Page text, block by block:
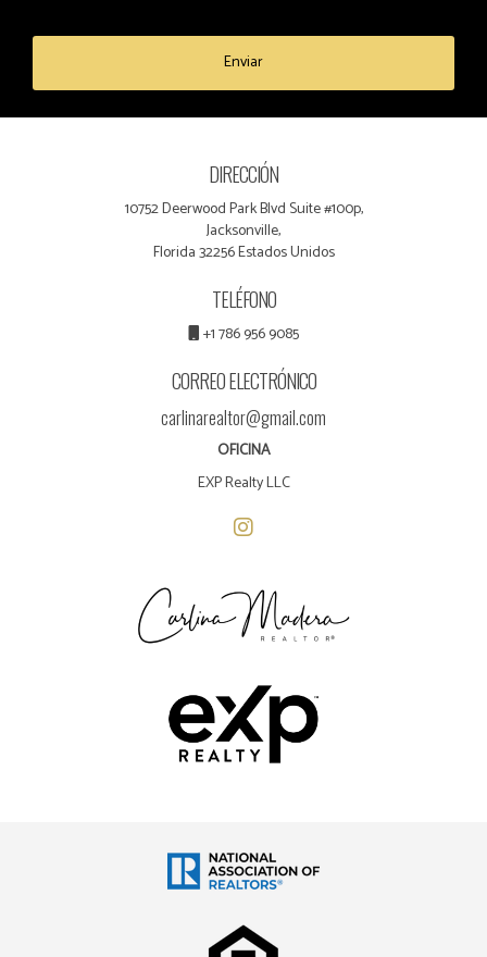
Enviar
DIRECCIÓN
10752 Deerwood Park Blvd Suite #100p,
Jacksonville,
Florida 32256 Estados Unidos
TELÉFONO
+1 786 956 9085
CORREO ELECTRÓNICO
carlinarealtor@gmail.com
OFICINA
EXP Realty LLC